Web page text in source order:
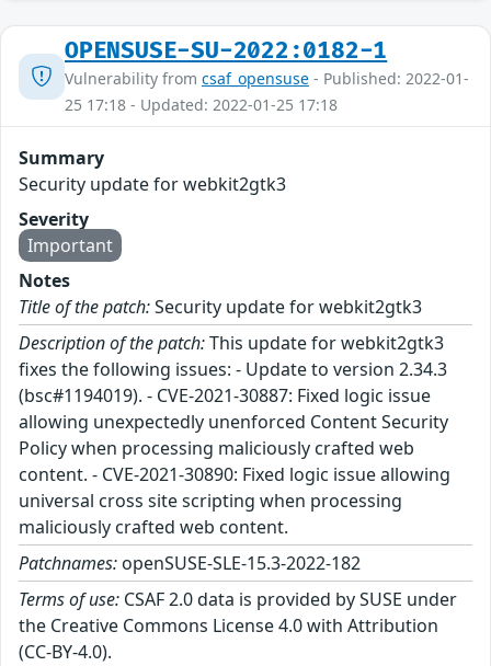
OPENSUSE-SU-2022:0182-1
Vulnerability from csaf_opensuse - Published: 2022-01-
25 17:18 - Updated: 2022-01-25 17:18
Summary
Security update for webkit2gtk3
Severity
Important
Notes
Title of the patch:Security update for webkit2gtk3
Description of the patch:This update for webkit2gtk3
fixes the following issues: - Update to version 2.34.3
(bsc#1194019). - CVE-2021-30887: Fixed logic issue
allowing unexpectedly unenforced Content Security
Policy when processing maliciously crafted web
content. - CVE-2021-30890: Fixed logic issue allowing
universal cross site scripting when processing
maliciously crafted web content.
Patchnames: openSUSE-SLE-15.3-2022-182
Terms of use: CSAF 2.0 data is provided by SUSE under
the Creative Commons License 4.0 with Attribution
(CC-BY-4.0).